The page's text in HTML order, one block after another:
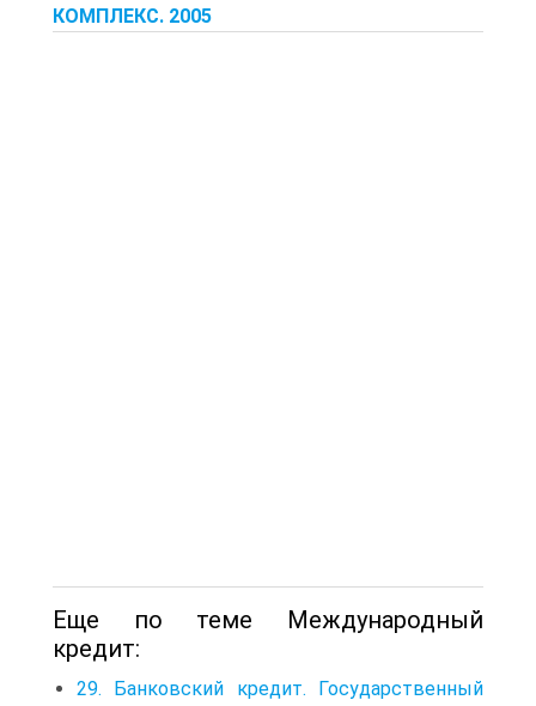
КОМПЛЕКС. 2005
Еще по теме Международный
кредит:
29. Банковский кредит. Государственный